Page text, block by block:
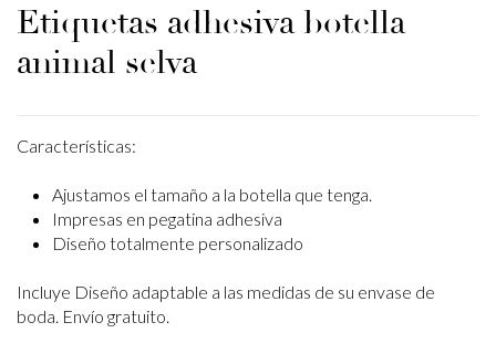
Etiquetas adhesiva botella
animal selva
Características:
Ajustamos el tamaño a la botella que tenga.
Impresas en pegatina adhesiva
Diseño totalmente personalizado
Incluye Diseño adaptable a las medidas de su envase de
boda. Envío gratuito.